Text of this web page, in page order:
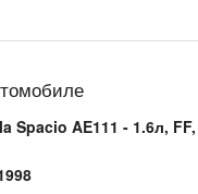
Spacio AE111 - 1.6л,